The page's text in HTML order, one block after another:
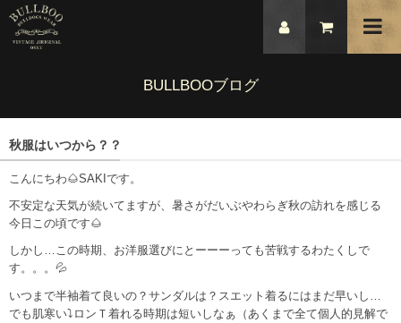
BULLBOOブログ
秋服はいつから？？
こんにちわ🌰SAKIです。
不安定な天気が続いてますが、暑さがだいぶやわらぎ秋の訪れを感じる
今日この頃です🌰
しかし…この時期、お洋服選びにとーーーっても苦戦するわたくしで
す。。。💦
いつまで半袖着て良いの？サンダルは？スエット着るにはまだ早いし…
でも肌寒い⤵ロンＴ着れる時期は短いしなぁ（あくまで全て個人的見解で